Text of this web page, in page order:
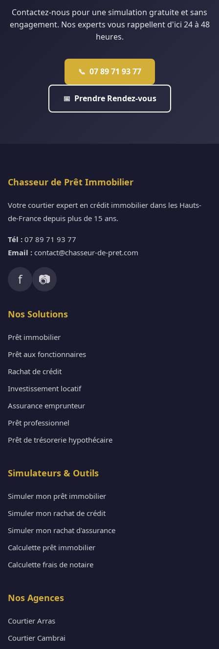
Contactez-nous pour une simulation gratuite et sans
engagement. Nos experts vous rappellent d'ici 24 à 48
heures.
📞 07 89 71 93 77
📅 Prendre Rendez-vous
Chasseur de Prêt Immobilier
Votre courtier expert en crédit immobilier dans les Hauts-
de-France depuis plus de 15 ans.
Tél : 07 89 71 93 77
Email : contact@chasseur-de-pret.com
f 📷
Nos Solutions
Prêt immobilier
Prêt aux fonctionnaires
Rachat de crédit
Investissement locatif
Assurance emprunteur
Prêt professionnel
Prêt de trésorerie hypothécaire
Simulateurs & Outils
Simuler mon prêt immobilier
Simuler mon rachat de crédit
Simuler mon rachat d'assurance
Calculette prêt immobilier
Calculette frais de notaire
Nos Agences
Courtier Arras
Courtier Cambrai